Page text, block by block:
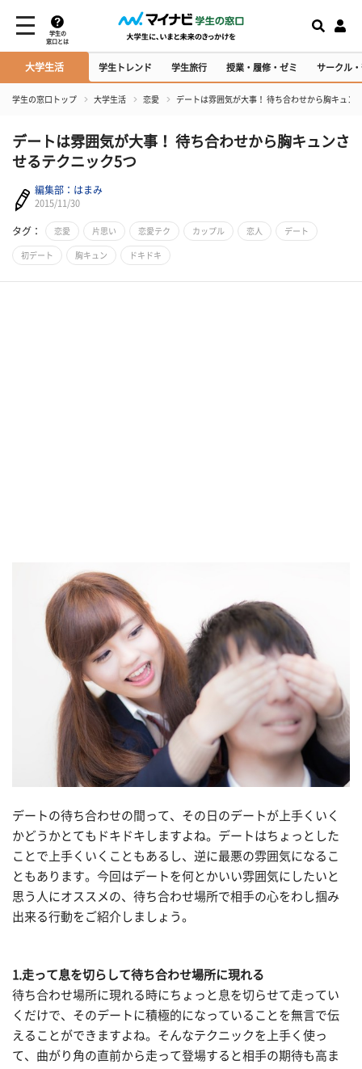
学生の
窓口とは
大学生活 学生トレンド 学生旅行 授業・履修・ゼミ サークル
学生の窓口トップ 大学生活 恋愛 デートは雰囲気が大事！ 待ち合わせから胸キュン
デートは雰囲気が大事！ 待ち合わせから胸キュンさ
せるテクニック5つ
編集部：はまみ
2015/11/30
タグ： 恋愛 片思い 恋愛テク カップル 恋人 デート
初デート 胸キュン ドキドキ
デートの待ち合わせの間って、その日のデートが上手くいく
かどうかとてもドキドキしますよね。デートはちょっとした
ことで上手くいくこともあるし、逆に最悪の雰囲気になるこ
ともあります。今回はデートを何とかいい雰囲気にしたいと
思う人にオススメの、待ち合わせ場所で相手の心をわし掴み
出来る行動をご紹介しましょう。
1.走って息を切らして待ち合わせ場所に現れる
待ち合わせ場所に現れる時にちょっと息を切らせて走ってい
くだけで、そのデートに積極的になっていることを無言で伝
えることができますよね。そんなテクニックを上手く使っ
て、曲がり角の直前から走って登場すると相手の期待も高ま